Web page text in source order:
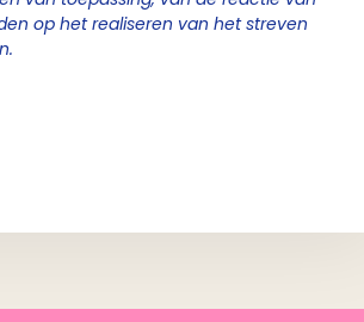
op het realiseren van het streven